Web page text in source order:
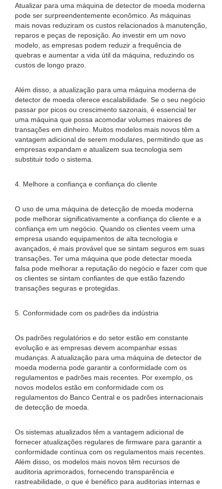
Atualizar para uma máquina de detector de moeda moderna
pode ser surpreendentemente econômico. As máquinas
mais novas reduziram os custos relacionados à manutenção,
reparos e peças de reposição. Ao investir em um novo
modelo, as empresas podem reduzir a frequência de
quebras e aumentar a vida útil da máquina, reduzindo os
custos de longo prazo.
Além disso, a atualização para uma máquina moderna de
detector de moeda oferece escalabilidade. Se o seu negócio
passar por picos ou crescimento sazonais, é essencial ter
uma máquina que possa acomodar volumes maiores de
transações em dinheiro. Muitos modelos mais novos têm a
vantagem adicional de serem modulares, permitindo que as
empresas expandam e atualizem sua tecnologia sem
substituir todo o sistema.
4. Melhore a confiança e confiança do cliente
O uso de uma máquina de detecção de moeda moderna
pode melhorar significativamente a confiança do cliente e a
confiança em um negócio. Quando os clientes veem uma
empresa usando equipamentos de alta tecnologia e
avançados, é mais provável que se sintam seguros em suas
transações. Ter uma máquina que pode detectar moeda
falsa pode melhorar a reputação do negócio e fazer com que
os clientes se sintam confiantes de que estão fazendo
transações seguras e protegidas.
5. Conformidade com os padrões da indústria
Os padrões regulatórios e do setor estão em constante
evolução e as empresas devem acompanhar essas
mudanças. A atualização para uma máquina de detector de
moeda moderna pode garantir a conformidade com os
regulamentos e padrões mais recentes. Por exemplo, os
novos modelos estão em conformidade com os
regulamentos do Banco Central e os padrões internacionais
de detecção de moeda.
Os sistemas atualizados têm a vantagem adicional de
fornecer atualizações regulares de firmware para garantir a
conformidade contínua com os regulamentos mais recentes.
Além disso, os modelos mais novos têm recursos de
auditoria aprimorados, fornecendo transparência e
rastreabilidade, o que é benéfico para auditorias internas e